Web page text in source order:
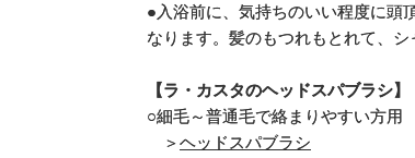
●入浴前に、気持ちのいい程度に頭
なります。髪のもつれもとれて、シ
【ラ・カスタのヘッドスパブラシ】
○細毛～普通毛で絡まりやすい方用
＞ヘッドスパブラシ